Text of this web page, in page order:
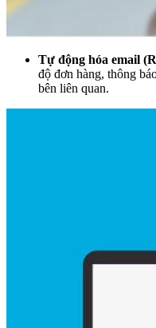
Tự động hóa email
độ đơn hàng, thông
bên liên quan.